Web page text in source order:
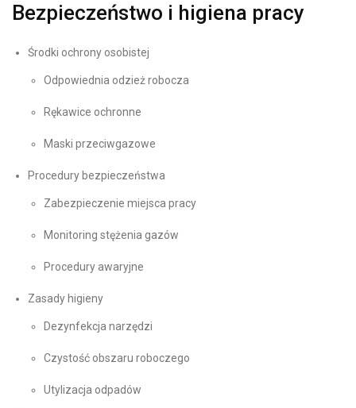
Bezpieczeństwo i higiena pracy
Środki ochrony osobistej
Odpowiednia odzież robocza
Rękawice ochronne
Maski przeciwgazowe
Procedury bezpieczeństwa
Zabezpieczenie miejsca pracy
Monitoring stężenia gazów
Procedury awaryjne
Zasady higieny
Dezynfekcja narzędzi
Czystość obszaru roboczego
Utylizacja odpadów